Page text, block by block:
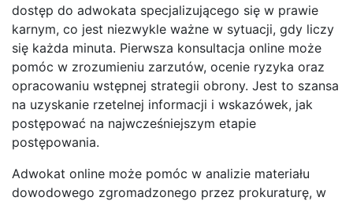
dostęp do adwokata specjalizującego się w prawie
karnym, co jest niezwykle ważne w sytuacji, gdy liczy
się każda minuta. Pierwsza konsultacja online może
pomóc w zrozumieniu zarzutów, ocenie ryzyka oraz
opracowaniu wstępnej strategii obrony. Jest to szansa
na uzyskanie rzetelnej informacji i wskazówek, jak
postępować na najwcześniejszym etapie
postępowania.
Adwokat online może pomóc w analizie materiału
dowodowego zgromadzonego przez prokuraturę, w